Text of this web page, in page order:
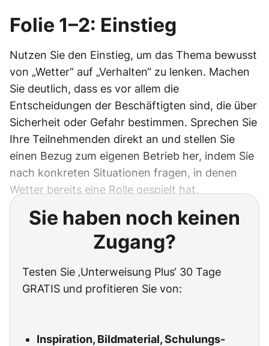
Folie 1–2: Einstieg
Nutzen Sie den Einstieg, um das Thema bewusst
von „Wetter“ auf „Verhalten“ zu lenken. Machen
Sie deutlich, dass es vor allem die
Entscheidungen der Beschäftigten sind, die über
Sicherheit oder Gefahr bestimmen. Sprechen Sie
Ihre Teilnehmenden direkt an und stellen Sie
einen Bezug zum eigenen Betrieb her, indem Sie
nach konkreten Situationen fragen, in denen
Wetter bereits eine Rolle gespielt hat.
Sie haben noch keinen
Zugang?
Testen Sie ‚Unterweisung Plus‘ 30 Tage
GRATIS und profitieren Sie von:
Inspiration, Bildmaterial, Schulungs-